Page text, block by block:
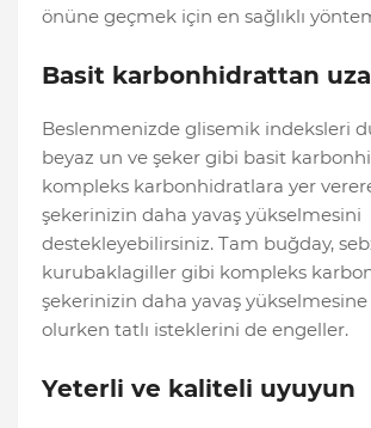
önüne geçmek için en sağlıklı
Basit karbonhidrattan
Beslenmenizde glisemik indeksleri
beyaz un ve şeker gibi basit
kompleks karbonhidratlara yer
şekerinizin daha yavaş yükselmesini
destekleyebilirsiniz. Tam buğday,
kurubaklagiller gibi kompleks
şekerinizin daha yavaş yükselmesine
olurken tatlı isteklerini de engeller.
Yeterli ve kaliteli uyuyun